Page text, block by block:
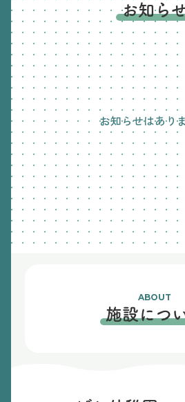
お知ら
お知らせはあり
ABOUT
施設につ